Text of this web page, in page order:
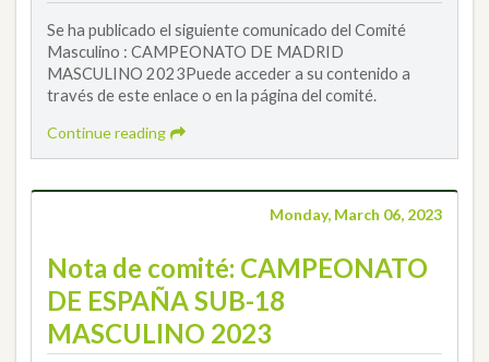
Se ha publicado el siguiente comunicado del Comité
Masculino : CAMPEONATO DE MADRID
MASCULINO 2023Puede acceder a su contenido a
través de este enlace o en la página del comité.
Continue reading
Monday, March 06, 2023
Nota de comité: CAMPEONATO
DE ESPAÑA SUB-18
MASCULINO 2023